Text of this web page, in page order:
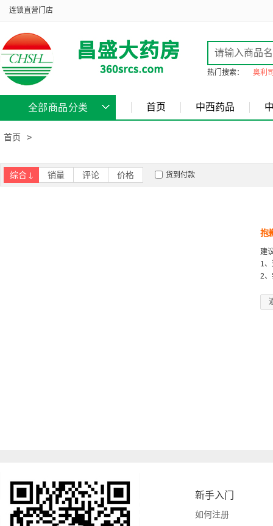
连锁直营门店
热门搜索： 奥利
全部商品分类 首页 中西药品
首页 >
综合 销量 评论 价格 货到付款
抱
建
1
2、
新手入门
如何注册